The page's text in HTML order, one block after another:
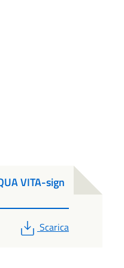
VITA-sign
PDF
Scarica